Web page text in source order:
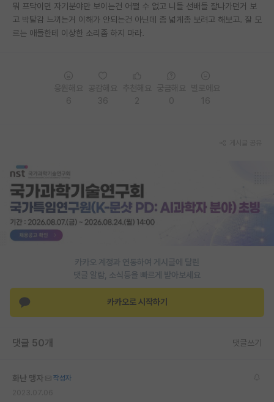
PI 전용 게시판
인문사회 계열 게시판
커리어
유학교육
이벤트
반도체 아카데미
뭐 프닥이면 자기분야만 보이는건 어쩔 수 없고 니들 선배들 잘나가던거 보
고 박탈감 느끼는거 이해가 안되는건 아닌데 좀 넓게좀 보려고 해보고. 잘 모
르는 애들한테 이상한 소리좀 하지 마라.
카카오 계정과 연동하여 게시글에 달린
댓글 알람, 소식등을 빠르게 받아보세요
카카오로 시작하기
댓글 50개 댓글쓰기
화난 맹자
작성자